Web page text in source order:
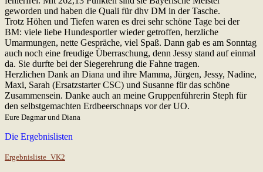
geworden und haben die Quali für dhv DM in der Tasche.
Trotz Höhen und Tiefen waren es drei sehr schöne Tage bei der
BM: viele liebe Hundesportler wieder getroffen, herzliche
Umarmungen, nette Gespräche, viel Spaß. Dann gab es am Sonntag
auch noch eine freudige Überraschung, denn Jessy stand auf einmal
da. Sie durfte bei der Siegerehrung die Fahne tragen.
Herzlichen Dank an Diana und ihre Mamma, Jürgen, Jessy, Nadine,
Maxi, Sarah (Ersatzstarter CSC) und Susanne für das schöne
Zusammensein. Danke auch an meine Gruppenführerin Steph für
den selbstgemachten Erdbeerschnaps vor der UO.
Eure Dagmar und Diana
Die Ergebnislisten
Ergebnisliste_VK2